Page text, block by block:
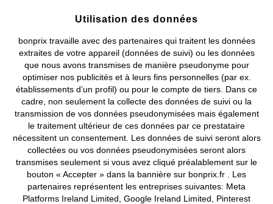
Prix indiqués TVA comprise avec en sus frais de port & de service
CGV Données personnelles Paramètres des cookies
Mentions légales Résilier le contrat
© 2026 bonprix.Tous droits réservés.
Deutsch Français
Utilisation des données
bonprix travaille avec des partenaires qui traitent les données
extraites de votre appareil (données de suivi) ou les données
que nous avons transmises de manière pseudonyme pour
optimiser nos publicités et à leurs fins personnelles (par ex.
établissements d’un profil) ou pour le compte de tiers. Dans ce
cadre, non seulement la collecte des données de suivi ou la
transmission de vos données pseudonymisées mais également
le traitement ultérieur de ces données par ce prestataire
nécessitent un consentement. Les données de suivi seront alors
collectées ou vos données pseudonymisées seront alors
transmises seulement si vous avez cliqué préalablement sur le
bouton « Accepter » dans la bannière sur bonprix.fr . Les
partenaires représentent les entreprises suivantes: Meta
Platforms Ireland Limited, Google Ireland Limited, Pinterest